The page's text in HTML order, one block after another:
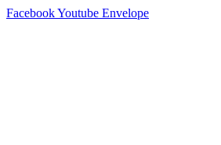
FacebookYoutube Envelope